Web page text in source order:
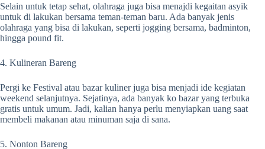
Selain untuk tetap sehat, olahraga juga bisa menajdi kegaitan asyik
untuk di lakukan bersama teman-teman baru. Ada banyak jenis
olahraga yang bisa di lakukan, seperti jogging bersama, badminton,
hingga pound fit.
4. Kulineran Bareng
Pergi ke Festival atau bazar kuliner juga bisa menjadi ide kegiatan
weekend selanjutnya. Sejatinya, ada banyak ko bazar yang terbuka
gratis untuk umum. Jadi, kalian hanya perlu menyiapkan uang saat
membeli makanan atau minuman saja di sana.
5. Nonton Bareng